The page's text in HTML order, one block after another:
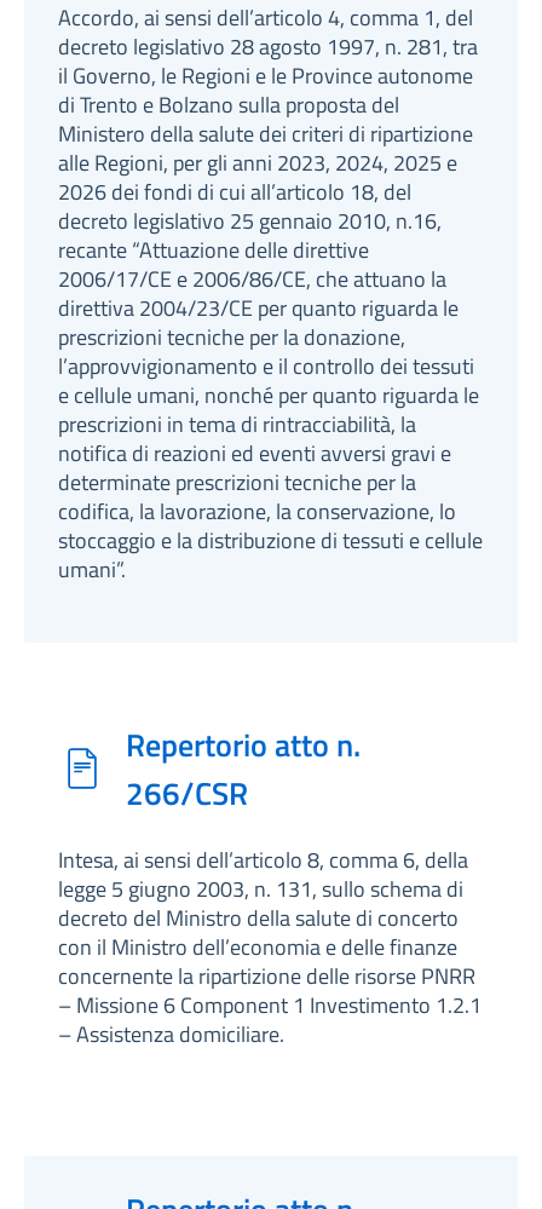
Accordo, ai sensi dell’articolo 4, comma 1, del
decreto legislativo 28 agosto 1997, n. 281, tra
il Governo, le Regioni e le Province autonome
di Trento e Bolzano sulla proposta del
Ministero della salute dei criteri di ripartizione
alle Regioni, per gli anni 2023, 2024, 2025 e
2026 dei fondi di cui all’articolo 18, del
decreto legislativo 25 gennaio 2010, n.16,
recante “Attuazione delle direttive
2006/17/CE e 2006/86/CE, che attuano la
direttiva 2004/23/CE per quanto riguarda le
prescrizioni tecniche per la donazione,
l’approvvigionamento e il controllo dei tessuti
e cellule umani, nonché per quanto riguarda le
prescrizioni in tema di rintracciabilità, la
notifica di reazioni ed eventi avversi gravi e
determinate prescrizioni tecniche per la
codifica, la lavorazione, la conservazione, lo
stoccaggio e la distribuzione di tessuti e cellule
umani”.
Repertorio atto n.
266/CSR
Intesa, ai sensi dell’articolo 8, comma 6, della
legge 5 giugno 2003, n. 131, sullo schema di
decreto del Ministro della salute di concerto
con il Ministro dell’economia e delle finanze
concernente la ripartizione delle risorse PNRR
– Missione 6 Component 1 Investimento 1.2.1
– Assistenza domiciliare.